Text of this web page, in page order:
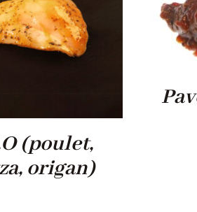
(poulet,
origan)